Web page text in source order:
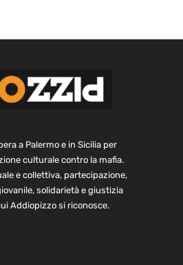
a Palermo e in Sicilia per
culturale contro la mafia.
e collettiva, partecipazione,
solidarietà e giustizia
Addiopizzo si riconosce.